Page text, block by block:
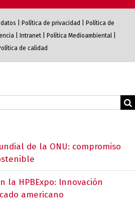
Política de privacidad
Política de
| Intranet| Política Medioambiental|
de calidad
de la ONU: compromiso
HPBExpo: Innovación
americano